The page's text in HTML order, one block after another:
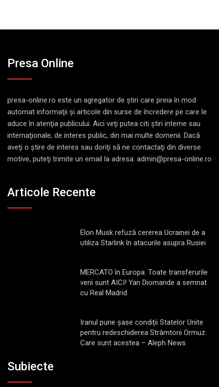
Presa Online
presa-online.ro este un agregator de ştiri care preia în mod
automat informaţii şi articole din surse de încredere pe care le
aduce în atenţia publicului. Aici veţi putea citi ştiri interne sau
internaţionale, de interes public, din mai multe domenii. Dacă
aveţi o ştire de interes sau doriţi să ne contactaţi din diverse
motive, puteţi trimite un email la adresa: admin@presa-online.ro
Articole Recente
Elon Musk refuză cererea Ucrainei de a
utiliza Starlink în atacurile asupra Rusiei
MERCATO în Europa. Toate transferurile
verii sunt AICI! Yan Diomande a semnat
cu Real Madrid
Iranul pune șase condiții Statelor Unite
pentru redeschiderea Strâmtorii Ormuz.
Care sunt acestea – Aleph News
Subiecte